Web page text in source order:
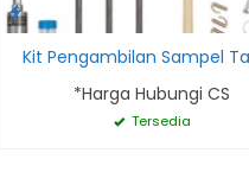
Kit Pengambilan Sampel
*Harga Hubungi CS
Tersedia